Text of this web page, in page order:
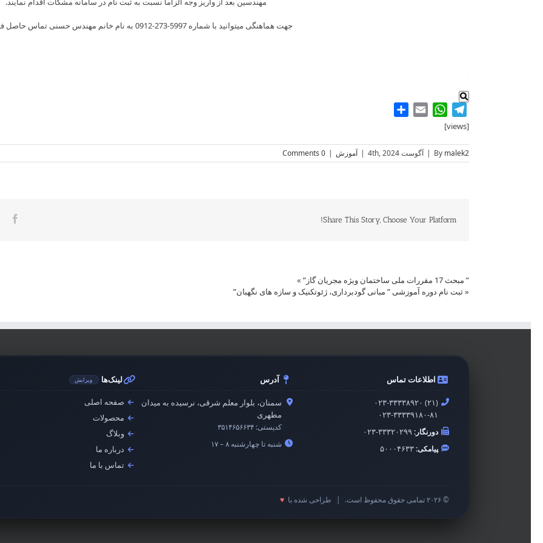
جهت هماهنگی میتوانید با شماره 5997-273-0912 به نام خانم مهندس حسنی تماس حاصل فرمایید.
.
Telegram
WhatsApp
Email
[views]
By malek2
| آگوست 4th, 2024 | آموزش |
0 Comments
Share This Story, Choose Your Platform!
” مبحث 17 مقررات ملی ساختمان ویژه مجریان گاز”
»
«ثبت نام دوره آموزشی ” مبانی گودبرداری، ژئوتکنیک و سازه های نگهبان”
اطلاعات تماس
۰۲۳-۳۳۳۳۸۹۲۰ (۲۱)
۰۲۳-۳۳۳۳۹۱۸۰-۸۱
دورنگار:۰۲۳-۳۳۳۲۰۲۹۹
پیامکی:۵۰۰۰۴۶۳۳
آدرس
سمنان، بلوار معلم شرقی، نرسیده به میدان
مطهری
کدپستی:۳۵۱۴۶۵۶۶۳۴
شنبه تا چهارشنبه ۸ – ۱۷
لینک‌ها ویرایش
صفحه اصلی
محصولات
وبلاگ
درباره ما
تماس با ما
© ۲۰۲۶ تمامی حقوق محفوظ است. طراحی شده با ♥